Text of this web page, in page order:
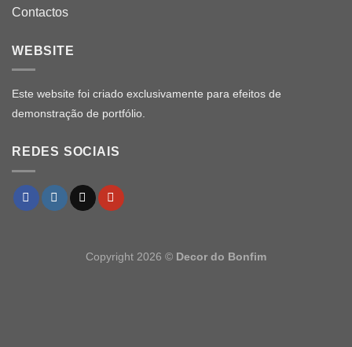
Contactos
WEBSITE
Este website foi criado exclusivamente para efeitos de
demonstração de portfólio.
REDES SOCIAIS
Copyright 2026 © Decor do Bonfim